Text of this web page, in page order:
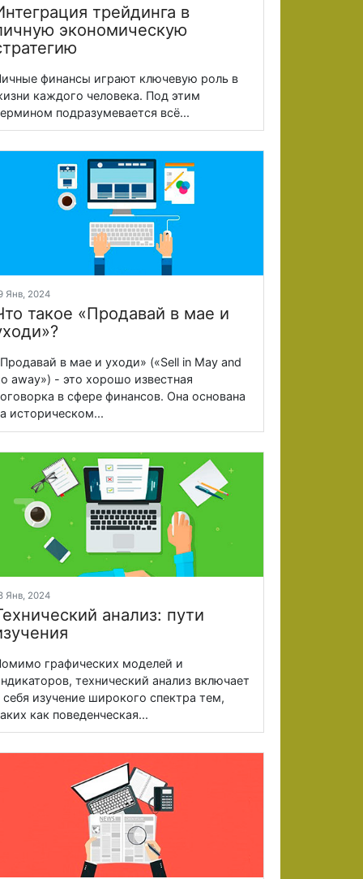
трейдинга в
экономическую
финансы играют ключевую роль в
каждого человека. Под этим
подразумевается всё...
Янв, 2024
такое «Продавай в мае и
в мае и уходи» («Sell in May and
away») - это хорошо известная
в сфере финансов. Она основана
историческом...
Янв, 2024
анализ: пути
графических моделей и
технический анализ включает
себя изучение широкого спектра тем,
как поведенческая...